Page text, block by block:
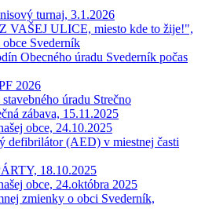
turnaj, 3.1.2026
VAŠEJ ULICE, miesto kde to žije!",
Svederník
Obecného úradu Svederník počas
2026
úradu Strečno
zábava, 15.11.2025
obce, 24.10.2025
defibrilátor (AED) v miestnej časti
18.10.2025
obce, 24.októbra 2025
zmienky o obci Svederník,